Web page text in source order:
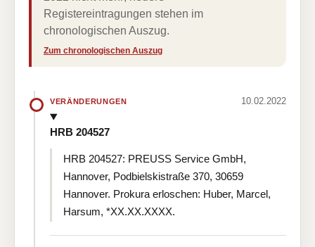
Registereintragungen stehen im
chronologischen Auszug.
Zum chronologischen Auszug
VERÄNDERUNGEN 10.02.2022
HRB 204527
HRB 204527: PREUSS Service GmbH,
Hannover, Podbielskistraße 370, 30659
Hannover. Prokura erloschen: Huber, Marcel,
Harsum, *XX.XX.XXXX.